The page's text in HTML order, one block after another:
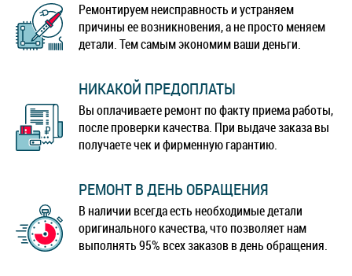
Ремонтируем неисправность и устраняем
причины ее возникновения, а не просто меняем
детали. Тем самым экономим ваши деньги.
НИКАКОЙ ПРЕДОПЛАТЫ
Вы оплачиваете ремонт по факту приема работы,
после проверки качества. При выдаче заказа вы
получаете чек и фирменную гарантию.
РЕМОНТ В ДЕНЬ ОБРАЩЕНИЯ
В наличии всегда есть необходимые детали
оригинального качества, что позволяет нам
выполнять 95% всех заказов в день обращения.